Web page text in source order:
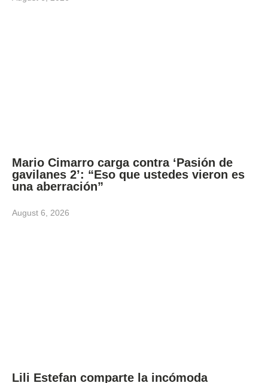
Mario Cimarro carga contra ‘Pasión de
gavilanes 2’: “Eso que ustedes vieron es
una aberración”
August 6, 2026
Lili Estefan comparte la incómoda